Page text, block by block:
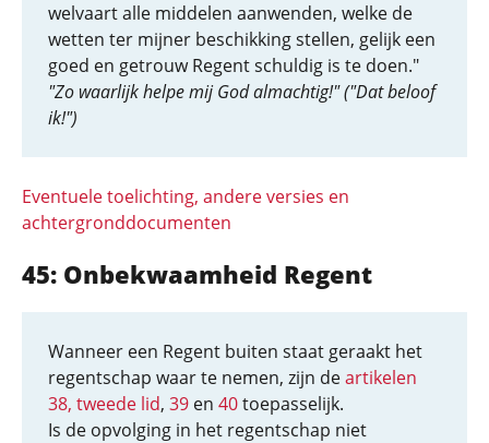
welvaart alle middelen aanwenden, welke de
wetten ter mijner beschikking stellen, gelijk een
goed en getrouw Regent schuldig is te doen."
"Zo waarlijk helpe mij God almachtig!" ("Dat beloof
ik!")
Eventuele toelichting, andere versies en
achtergronddocumenten
45: Onbekwaamheid Regent
Wanneer een Regent buiten staat geraakt het
regentschap waar te nemen, zijn deartikelen
38, tweede lid, 39 en 40toepasselijk.
Is de opvolging in het regentschap niet